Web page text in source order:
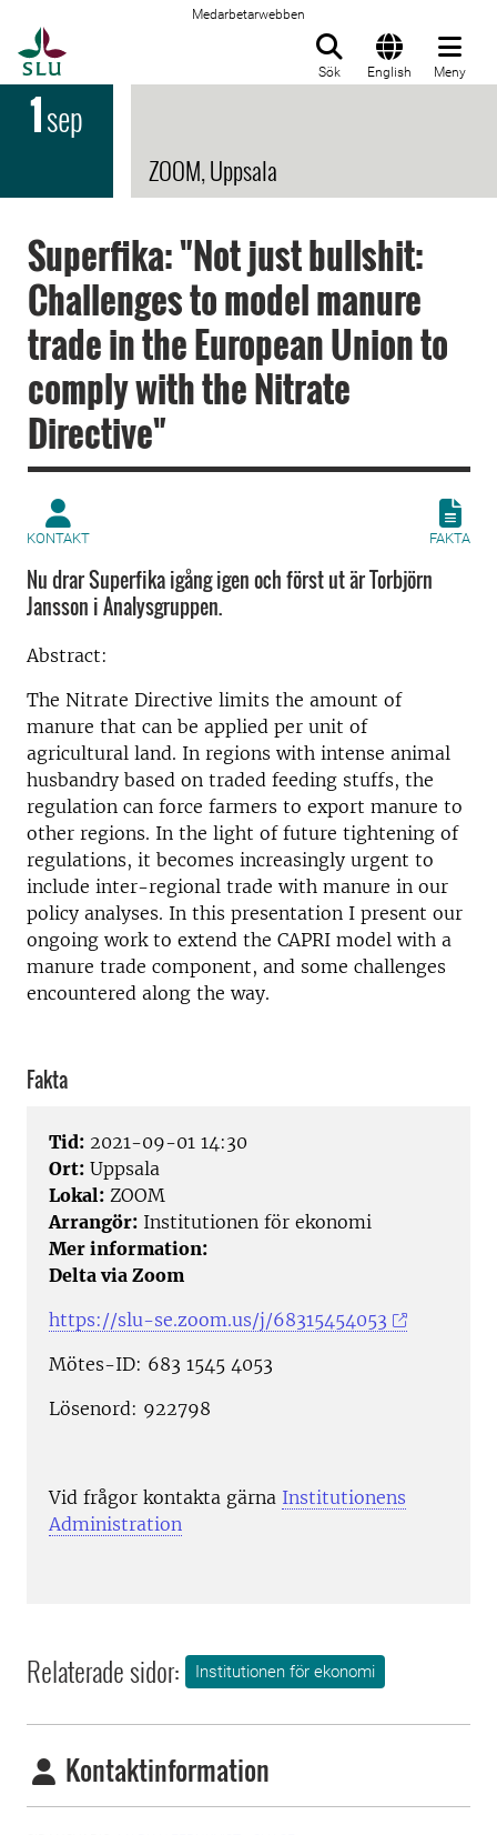
Medarbetarwebben
Sök English Meny
1sep
ZOOM, Uppsala
Superfika: "Not just bullshit:
Challenges to model manure
trade in the European Union to
comply with the Nitrate
Directive"
KONTAKT FAKTA
Nu drar Superfika igång igen och först ut är Torbjörn
Jansson i Analysgruppen.
Abstract:
The Nitrate Directive limits the amount of
manure that can be applied per unit of
agricultural land. In regions with intense animal
husbandry based on traded feeding stuffs, the
regulation can force farmers to export manure to
other regions. In the light of future tightening of
regulations, it becomes increasingly urgent to
include inter-regional trade with manure in our
policy analyses. In this presentation I present our
ongoing work to extend the CAPRI model with a
manure trade component, and some challenges
encountered along the way.
Fakta
Tid: 2021-09-01 14:30
Ort: Uppsala
Lokal: ZOOM
Arrangör: Institutionen för ekonomi
Mer information:
Delta via Zoom
https://slu-se.zoom.us/j/68315454053
Mötes-ID: 683 1545 4053
Lösenord: 922798
Vid frågor kontakta gärna Institutionens
Administration
Relaterade sidor: Institutionen för ekonomi
Kontaktinformation